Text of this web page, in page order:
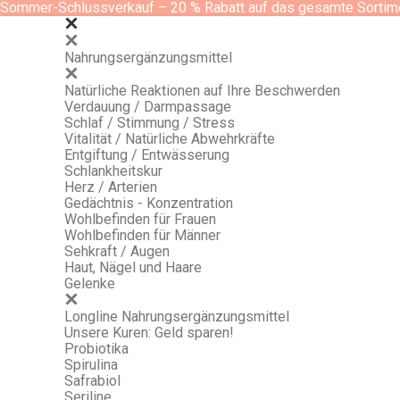
Sommer-Schlussverkauf – 20 % Rabatt auf das gesamte
Nahrungsergänzungsmittel
Natürliche Reaktionen auf Ihre Beschwerden
Verdauung / Darmpassage
Schlaf / Stimmung / Stress
Vitalität / Natürliche Abwehrkräfte
Entgiftung / Entwässerung
Schlankheitskur
Herz / Arterien
Gedächtnis - Konzentration
Wohlbefinden für Frauen
Wohlbefinden für Männer
Sehkraft / Augen
Haut, Nägel und Haare
Gelenke
Longline Nahrungsergänzungsmittel
Unsere Kuren: Geld sparen!
Probiotika
Spirulina
Safrabiol